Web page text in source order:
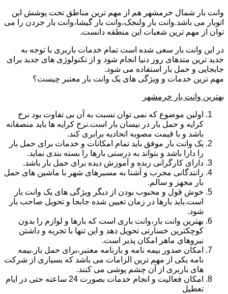
وانت بار شمال خرمشهر هم از مهم ترین مناطق تحت پوشش این
اتوبار می باشد.وانت بار ولنجک،وانت بار گیشا،وانت بار جردن را می
توان از مهم ترین شعبات این منطقه دانست.
در این وانت بار سعی شده است تمام خدمات باربری با توجه به
جدید ترین متدهای روز دنیا انجام شود و از تکنولوژی های جدید برای
جابجایی و حمل بار استفاده می شود.
مهم ترین خدمات و ویژگی های یک وانت بار معتبر چیست؟
بهترین وانت بار خرمشهر
اولین موضوع که نمی توان نسبت به آن بی تفاوت بود نرخ
کرایه و حمل بار در نیسان بار است.نرخ کرایه ها باید منصفانه
باشد و با قیمت مصوبه اتحادیه برابری کند.
یک وانت بار موفق باید تمام امکانات و خدمات برای حمل بار
را دارا باشد و بتواند به درستی بارها را بسته بندی نماید.
دارای کارگرانی زبده و آموزش دیده برای حمل بار باشد.
رانندگانی مجرب و آشنا به مسیرهای شهر با ماشین های حمل
بار مجهز و سالم.
خوش قول و محبوب بودن از دیگر ویژگی های یک وانت بار
است.باید بارها در زمان تعیین شده جابجا و تحویل صاحب بار
شود.
بهترین وانت بار،وانت باری است که بارها و لوازم را بدون
کوچکترین خسارتی تحویل دهد و این تنها با تجربه و داشتن
نیروهای ماهر امکان پذیر است.
امکان صدور بیمه نامه و بارنامه معتبر،برای حمل بار.بیمه
نامه یکی از مهم ترین الزامات می باشد که بسیاری از شرکت
های باربری از آن چشم پوشی می کنند.
امکان فعالیت و انجام خدمات بصورت 24 ساعته حتی در ایام
تعطیل